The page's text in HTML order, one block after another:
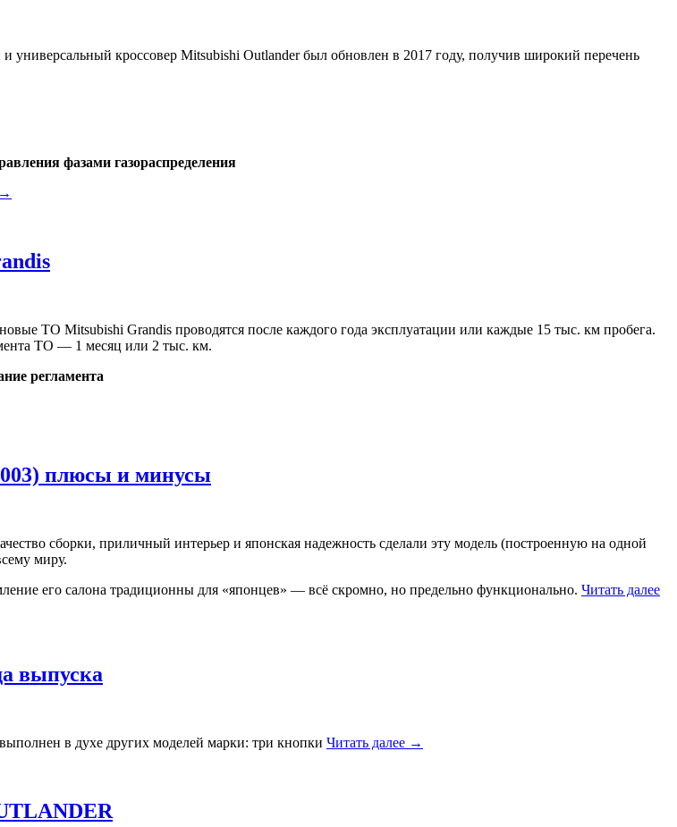
кроссовер Mitsubishi Outlander был обновлен в 2017 году, получив широкий перечень
фазами газораспределения
ТО Mitsubishi Grandis проводятся после каждого года эксплуатации или каждые 15 тыс. км пробега.
ТО — 1 месяц или 2 тыс. км.
регламента
плюсы и минусы
сборки, приличный интерьер и японская надежность сделали эту модель (построенную на одной
миру.
его салона традиционны для «японцев» — всё скромно, но предельно функционально. Читать далее
выпуска
в духе других моделей марки: три кнопки Читать далее →